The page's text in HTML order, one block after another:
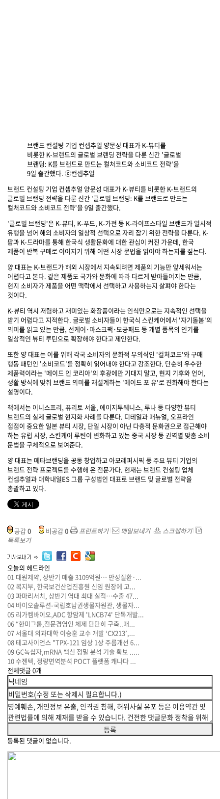
브랜드 컨설팅 기업 컨셉추얼 양문성 대표가 K-뷰티를
비롯한 K-브랜드의 글로벌 브랜딩 전략을 다룬 신간 '글로벌
브랜딩: K를 브랜드로 만드는 컬처코드와 소비코드 전략'을
9일 출간했다. ⓒ컨셉추얼
브랜드 컨설팅 기업 컨셉추얼 양문성 대표가 K-뷰티를 비롯한 K-브랜드의
글로벌 브랜딩 전략을 다룬 신간 '글로벌 브랜딩: K를 브랜드로 만드는
컬처코드와 소비코드 전략'을 9일 출간했다.
'글로벌 브랜딩'은 K-뷰티, K-푸드, K-가전 등 K-라이프스타일 브랜드가 일시적
유행을 넘어 해외 소비자의 일상적 선택으로 자리 잡기 위한 전략을 다룬다. K-
팝과 K-드라마를 통해 한국식 생활문화에 대한 관심이 커진 가운데, 한국
제품이 반복 구매로 이어지기 위해 어떤 시장 문법을 읽어야 하는지를 짚는다.
양 대표는 K-브랜드가 해외 시장에서 지속되려면 제품의 기능만 앞세워서는
어렵다고 본다. 같은 제품도 국가와 문화에 따라 다르게 받아들여지는 만큼,
현지 소비자가 제품을 어떤 맥락에서 선택하고 사용하는지 살펴야 한다는
것이다.
K-뷰티 역시 저렴하고 재미있는 화장품이라는 인식만으로는 지속적인 선택을
받기 어렵다고 지적한다. 글로벌 소비자들이 한국식 스킨케어에서 '자기돌봄'의
의미를 읽고 있는 만큼, 선케어·마스크팩·모공패드 등 개별 품목의 인기를
일상적인 뷰티 루틴으로 확장해야 한다고 제안한다.
또한 양 대표는 이를 위해 각국 소비자의 문화적 무의식인 '컬처코드'와 구매
행동 패턴인 '소비코드'를 정확히 읽어내야 한다고 강조한다. 단순히 우수한
제품력이라는 '메이드 인 코리아'의 후광에만 기대지 말고, 현지 기후와 언어,
생활 방식에 맞춰 브랜드 의미를 재설계하는 '메이드 포 유'로 진화해야 한다는
설명이다.
책에서는 이니스프리, 퓨리토 서울, 에이지투웨니스, 루나 등 다양한 뷰티
브랜드의 실제 글로벌 현지화 사례를 다룬다. 디테일과 매뉴얼, 오프라인
접점이 중요한 일본 뷰티 시장, 단일 시장이 아닌 다층적 문화권으로 접근해야
하는 유럽 시장, 스킨케어 루틴이 변화하고 있는 중국 시장 등 권역별 맞춤 소비
문법을 구체적으로 보여준다.
양 대표는 메타브랜딩을 공동 창업하고 아모레퍼시픽 등 주요 뷰티 기업의
브랜드 전략 프로젝트를 수행해 온 전문가다. 현재는 브랜드 컨설팅 업체
컨셉추얼과 대학내일ES 그룹 구성법인 대표로 브랜드 및 글로벌 전략을
총괄하고 있다.
공감0 비공감0 프린트하기 메일보내기
스크랩하기
목록보기
오늘의 헤드라인
01 대원제약, 상반기 매출 3109억원… 만성질환·...
02복지부, 한국보건산업진흥원 신임 원장에 고...
03파마리서치, 상반기 역대 최대 실적…수출 47...
04 바이오솔루션-국립호남권생물자원관, 생물자...
05 리가켐바이오,ADC 항암제 'LNCB74' 단독개발...
06 “한미그룹,전문경영인 체제 단단히 구축..매...
07 서울대 의과대학 이승훈 교수 개발 ‘CX213’,...
08 테고사이언스 "TPX-121 임상 1상 주름개선 6...
09GC녹십자,mRNA 백신 정밀 분석 기술 확보 .....
10수젠텍, 정량면역분석 POCT 플랫폼 캐나다 ...
전체댓글0개
등록된 댓글이 없습니다.